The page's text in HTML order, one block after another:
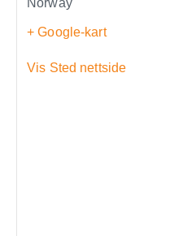
Norway
+ Google-kart
Vis Sted nettside